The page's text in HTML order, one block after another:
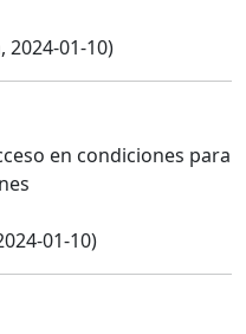
2024-01-10)
en condiciones para
01-10)